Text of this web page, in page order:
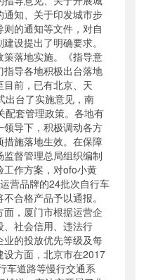
知、关于印发城市步
的通知等文件，对自
设提出了明确要求。
落地实施。《指导意
指导各地积极出台落地
前，已有北京、天
出台了实施意见，南
配套管理政策。各地有
导下，积极调动各方
施落地生效。在保障
督管理总局组织编制
工作方案，对ofo小黄
营品牌的24批次自行车
合格产品予以通报。
，厦门市根据运营企
、社会信用、违法行
的投放优先等级及每
方面，北京市在2017
车道路等慢行交通系